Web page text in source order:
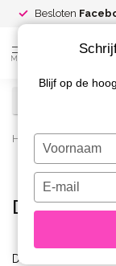
Besloten
MENU
Home /
Disclaimer
DISCLAIMER
Blijf op de
Typ
je
naam
Typ
je
e-
in